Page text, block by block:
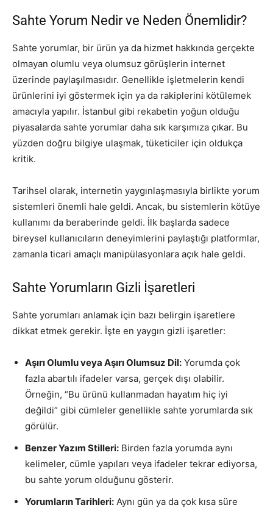
Sahte Yorum Nedir ve Neden Önemlidir?
Sahte yorumlar, bir ürün ya da hizmet hakkında gerçekte
olmayan olumlu veya olumsuz görüşlerin internet
üzerinde paylaşılmasıdır. Genellikle işletmelerin kendi
ürünlerini iyi göstermek için ya da rakiplerini kötülemek
amacıyla yapılır. İstanbul gibi rekabetin yoğun olduğu
piyasalarda sahte yorumlar daha sık karşımıza çıkar. Bu
yüzden doğru bilgiye ulaşmak, tüketiciler için oldukça
kritik.
Tarihsel olarak, internetin yaygınlaşmasıyla birlikte yorum
sistemleri önemli hale geldi. Ancak, bu sistemlerin kötüye
kullanımı da beraberinde geldi. İlk başlarda sadece
bireysel kullanıcıların deneyimlerini paylaştığı platformlar,
zamanla ticari amaçlı manipülasyonlara açık hale geldi.
Sahte Yorumların Gizli İşaretleri
Sahte yorumları anlamak için bazı belirgin işaretlere
dikkat etmek gerekir. İşte en yaygın gizli işaretler:
Aşırı Olumlu veya Aşırı Olumsuz Dil: Yorumda çok
fazla abartılı ifadeler varsa, gerçek dışı olabilir.
Örneğin, “Bu ürünü kullanmadan hayatım hiç iyi
değildi” gibi cümleler genellikle sahte yorumlarda sık
görülür.
Benzer Yazım Stilleri: Birden fazla yorumda aynı
kelimeler, cümle yapıları veya ifadeler tekrar ediyorsa,
bu sahte yorum olduğunu gösterir.
Yorumların Tarihleri: Aynı gün ya da çok kısa süre